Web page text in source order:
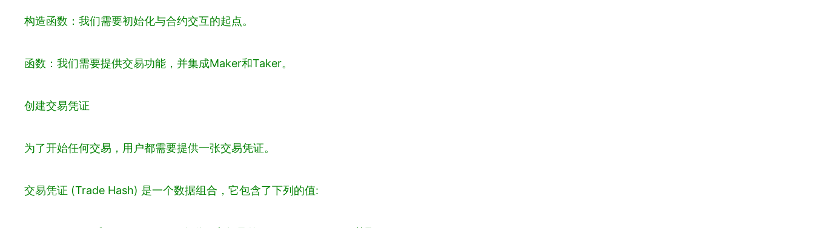
构造函数：我们需要初始化与合约交互的起点。
函数：我们需要提供交易功能，并集成Maker和Taker。
创建交易凭证
为了开始任何交易，用户都需要提供一张交易凭证。
交易凭证 (Trade Hash) 是一个数据组合，它包含了下列的值: